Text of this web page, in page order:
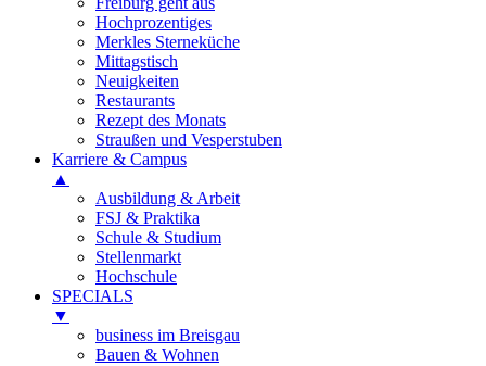
Hochprozentiges
Merkles Sterneküche
Mittagstisch
Neuigkeiten
Restaurants
Rezept des Monats
Straußen und Vesperstuben
Karriere & Campus
▲
Ausbildung & Arbeit
FSJ & Praktika
Schule & Studium
Stellenmarkt
Hochschule
SPECIALS
▼
business im Breisgau
Bauen & Wohnen